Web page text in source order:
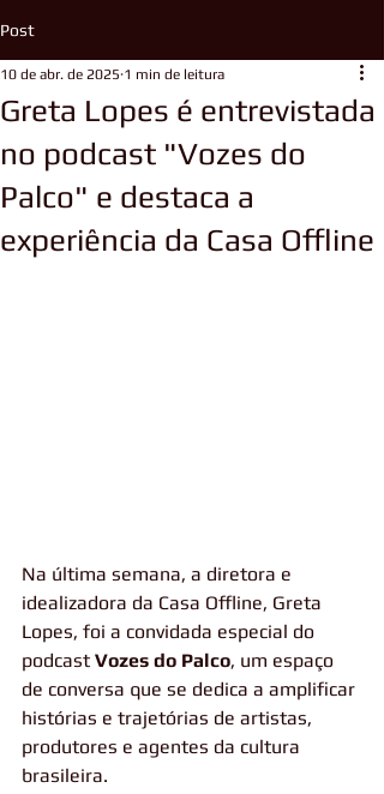
Post
Greta Lopes é entrevistada
no podcast "Vozes do
Palco" e destaca a
experiência da Casa Offline
10 de abr. de 2025 1 min de leitura
Na última semana, a diretora e
idealizadora da Casa Offline, Greta
Lopes, foi a convidada especial do
podcast Vozes do Palco, um espaço
de conversa que se dedica a amplificar
histórias e trajetórias de artistas,
produtores e agentes da cultura
brasileira.